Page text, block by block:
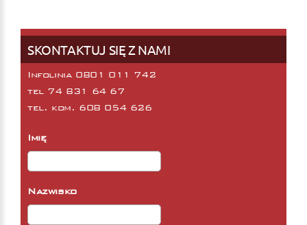
SKONTAKTUJ SIĘ Z NAMI
Infolinia 0801 011 742
tel 74 831 64 67
tel. kom. 608 054 626
Imię
Nazwisko